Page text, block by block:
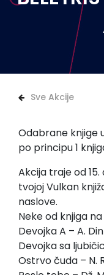
Sve Akcije
Odabrane knjige
po principu 1
Akcija traje od
tvojoj Vulkan
naslove.
Neke od knjiga
Devojka A – A. Din
Devojka sa
Ostrvo čuda – N.